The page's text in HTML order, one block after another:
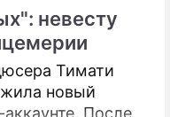
невесту
Тимати
новый
После